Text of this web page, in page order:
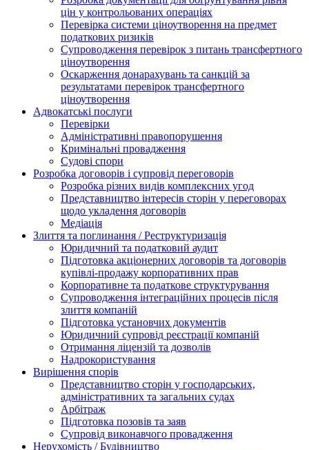
цін у контрольованих операціях
Перевірка системи ціноутворення на предмет
податкових ризиків
Супроводження перевірок з питань трансфертного
ціноутворення
Оскарження донарахувань та санкцій за
результатами перевірок трансфертного
ціноутворення
Адвокатські послуги
Перевірки
Адміністративні правопорушення
Кримінальні провадження
Судові спори
Розробка договорів і супровід переговорів
Розробка різних видів комплексних угод
Представництво інтересів сторін у переговорах
щодо укладення договорів
Медіація
Злиття та поглинання / Реструктуризація
Юридичний та податковий аудит
Підготовка акціонерних договорів та договорів
купівлі-продажу корпоративних прав
Корпоративне та податкове структурування
Супроводження інтеграційних процесів після
злиття компаній
Підготовка установчих документів
Юридичний супровід реєстрації компаній
Отримання ліцензій та дозволів
Надрокористування
Вирішення спорів
Представництво сторін у господарських,
адміністративних та загальних судах
Арбітраж
Підготовка позовів та заяв
Супровід виконавчого провадження
Нерухомість / Будівництво